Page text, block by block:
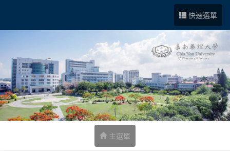
快速選單
主選單